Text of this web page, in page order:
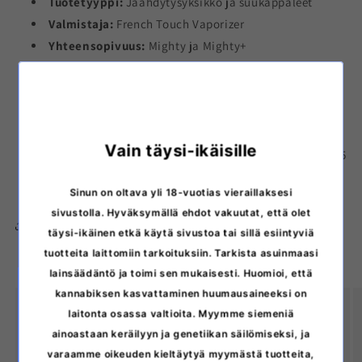
Valmistaja: French Touch Vaporizer
Yhteensopivuus: Mighty ja Mighty+
Materiaali:Ruostumaton teräs
Pakkaussisältö:Jäähdytysyksikkö, 2 suukappaletta, 5
Discreet delivery
The products are always delivered from our
Vain täysi-ikäisille
Sinun on oltava yli 18-vuotias vieraillaksesi
sivustolla. Hyväksymällä ehdot vakuutat, että olet
täysi-ikäinen etkä käytä sivustoa tai sillä esiintyviä
tuotteita laittomiin tarkoituksiin. Tarkista asuinmaasi
lainsäädäntö ja toimi sen mukaisesti. Huomioi, että
kannabiksen kasvattaminen huumausaineeksi on
laitonta osassa valtioita. Myymme siemeniä
ainoastaan keräilyyn ja genetiikan säilömiseksi, ja
varaamme oikeuden kieltäytyä myymästä tuotteita,